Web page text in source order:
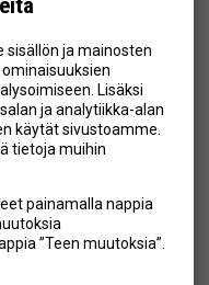
ja mainosten
Lisäksi
ja analytiikka-alan
käytät sivustoamme.
tietoja muihin
painamalla nappia
”Teen muutoksia”.